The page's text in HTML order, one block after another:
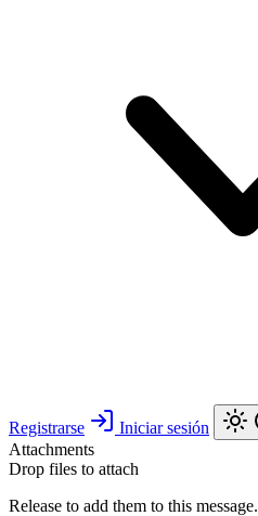
Registrarse Iniciar sesión
Attachments
Drop files to attach
Release to add them to this message.